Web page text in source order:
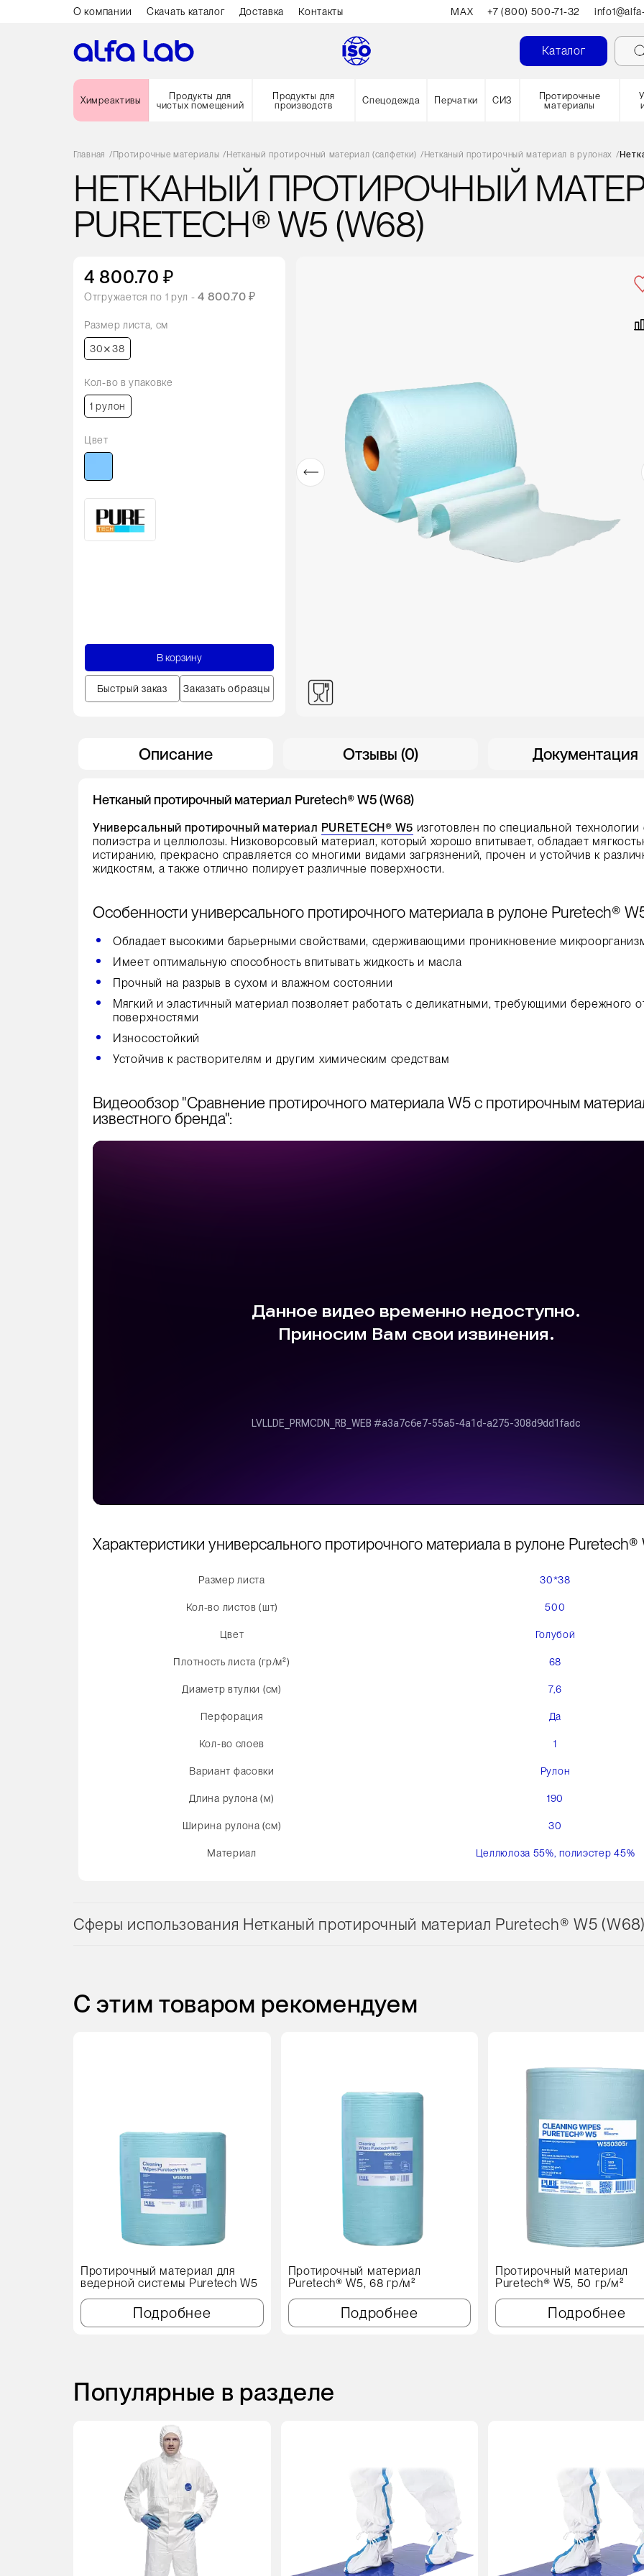
О компании Скачать каталог Доставка Контакты MAX +7 (800) 500-71-32
Каталог
Химреактивы
Продукты для
чистых помещений
Продукты для
производств
Спецодежда Перчатки СИЗ
Протирочные
материалы
Главная / Протирочные материалы / Нетканый протирочный материал (салфетки) / Нетканый протирочный материал в рулонах /
НЕТКАНЫЙ ПРОТИРОЧНЫЙ
PURETECH® W5 (W68)
4 800.70 ₽
Отгружается по 1 рул -4 800.70 ₽
Размер листа, см
30⨯38
Кол-во в упаковке
1 рулон
Цвет
В корзину
Быстрый заказ Заказать образцы
Описание Отзывы (0) Документация
Нетканый протирочный материал Puretech® W5 (W68)
Универсальный протирочный материал PURETECH® W5 изготовлен по специальной
полиэстра и целлюлозы. Низковорсовый материал, который хорошо впитывает, обладает
истиранию, прекрасно справляется со многими видами загрязнений, прочен и устойчив к
жидкостям, а также отлично полирует различные поверхности.
Особенности универсального протирочного материала в рулоне Puretech®
Обладает высокими барьерными свойствами, сдерживающими проникновение
Имеет оптимальную способность впитывать жидкость и масла
Прочный на разрыв в сухом и влажном состоянии
Мягкий и эластичный материал позволяет работать с деликатными, требующими бережного
поверхностями
Износостойкий
Устойчив к растворителям и другим химическим средствам
Видеообзор "Сравнение протирочного материала W5 с протирочным
известного бренда":
Характеристики универсального протирочного материала в рулоне Puretech®
Размер листа 30*38
Кол-во листов (шт) 500
Цвет Голубой
Плотность листа (гр/м²) 68
Диаметр втулки (см) 7,6
Перфорация Да
Кол-во слоев 1
Вариант фасовки Рулон
Длина рулона (м) 190
Ширина рулона (см) 30
Материал Целлюлоза 55%, полиэстер 45%
Сферы использования Нетканый протирочный материал Puretech® W5
С этим товаром рекомендуем
Протирочный материал для
ведерной системы Puretech W5
Подробнее
Протирочный материал
Puretech® W5, 68 гр/м²
Подробнее
Протирочный материал
Puretech® W5, 50 гр/м²
Подробнее
Популярные в разделе